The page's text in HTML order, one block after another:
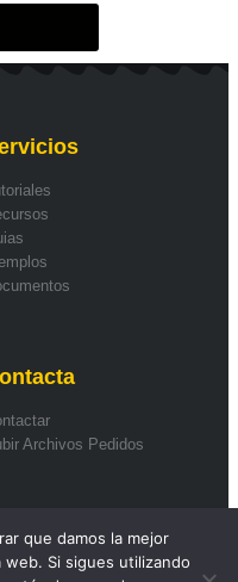
Archivos Pedidos
que damos la mejor
Si sigues utilizando